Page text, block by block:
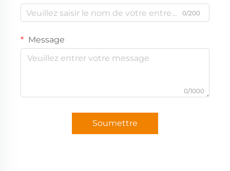
0/200
Message
0/1000
Soumettre